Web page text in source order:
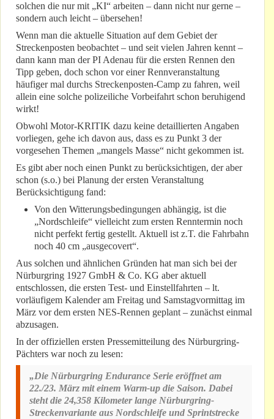
solchen die nur mit „KI“ arbeiten – dann nicht nur gerne –
sondern auch leicht – übersehen!
Wenn man die aktuelle Situation auf dem Gebiet der
Streckenposten beobachtet – und seit vielen Jahren kennt –
dann kann man der PI Adenau für die ersten Rennen den
Tipp geben, doch schon vor einer Rennveranstaltung
häufiger mal durchs Streckenposten-Camp zu fahren, weil
allein eine solche polizeiliche Vorbeifahrt schon beruhigend
wirkt!
Obwohl Motor-KRITIK dazu keine detaillierten Angaben
vorliegen, gehe ich davon aus, dass es zu Punkt 3 der
vorgesehen Themen „mangels Masse“ nicht gekommen ist.
Es gibt aber noch einen Punkt zu berücksichtigen, der aber
schon (s.o.) bei Planung der ersten Veranstaltung
Berücksichtigung fand:
Von den Witterungsbedingungen abhängig, ist die
„Nordschleife“ vielleicht zum ersten Renntermin noch
nicht perfekt fertig gestellt. Aktuell ist z.T. die Fahrbahn
noch 40 cm „ausgecovert“.
Aus solchen und ähnlichen Gründen hat man sich bei der
Nürburgring 1927 GmbH & Co. KG aber aktuell
entschlossen, die ersten Test- und Einstellfahrten – lt.
vorläufigem Kalender am Freitag und Samstagvormittag im
März vor dem ersten NES-Rennen geplant – zunächst einmal
abzusagen.
In der offiziellen ersten Pressemitteilung des Nürburgring-
Pächters war noch zu lesen:
„Die Nürburgring Endurance Serie eröffnet am
22./23. März mit einem Warm-up die Saison. Dabei
steht die 24,358 Kilometer lange Nürburgring-
Streckenvariante aus Nordschleife und Sprintstrecke